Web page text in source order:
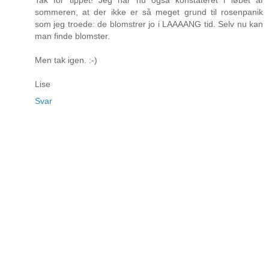
sommeren, at der ikke er så meget grund til rosenpanik
som jeg troede: de blomstrer jo i LAAAANG tid. Selv nu kan
man finde blomster.
Men tak igen. :-)
Lise
Svar